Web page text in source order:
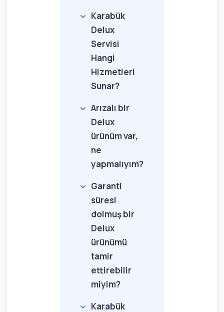
Karabük
Delux
Servisi
Hangi
Hizmetleri
Sunar?
Arızalı bir
Delux
ürünüm var,
ne
yapmalıyım?
Garanti
süresi
dolmuş bir
Delux
ürünümü
tamir
ettirebilir
miyim?
Karabük